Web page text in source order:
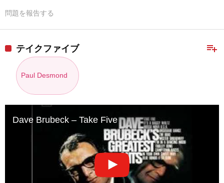
問題を報告する
playlist_add
テイクファイブ
Paul Desmond
Dave Brubeck – Take Five